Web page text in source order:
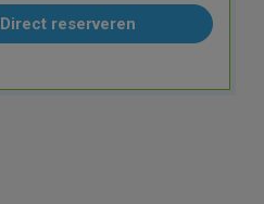
Direct reserveren